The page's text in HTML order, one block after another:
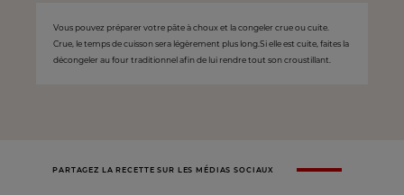
Vous pouvez préparer votre pâte à choux et la congeler crue ou cuite.
Crue, le temps de cuisson sera légèrement plus long.Si elle est cuite, faites la
décongeler au four traditionnel afin de lui rendre tout son croustillant.
PARTAGEZ LA RECETTE SUR LES MÉDIAS SOCIAUX